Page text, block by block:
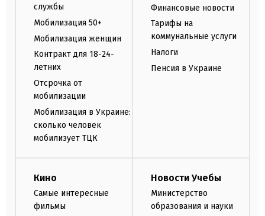
службы
Мобилизация 50+
Мобилизация женщин
Контракт для 18-24-
летних
Отсрочка от
мобилизации
Мобилизация в Украине:
сколько человек
мобилизует ТЦК
Финансовые новости
Тарифы на
коммунальные услуги
Налоги
Пенсия в Украине
Кино
Самые интересные
фильмы
Новости Учебы
Министерство
образования и науки